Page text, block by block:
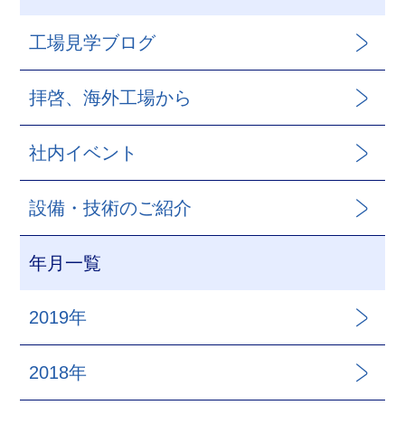
工場見学ブログ
拝啓、海外工場から
社内イベント
設備・技術のご紹介
年月一覧
2019年
2018年